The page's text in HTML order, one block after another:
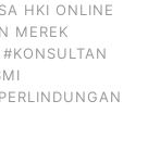
HKI ONLINE
MEREK
#KONSULTAN